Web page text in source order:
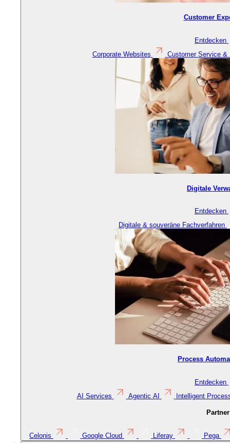
Customer
Entdecken
Corporate Websites
Customer Service &
Digitale
Entdecken
Digitale & souveräne Fachverfahren
Process
Entdecken
AI Services
Agentic AI Intelligent
Partner
Celonis Google Cloud Liferay
Pega